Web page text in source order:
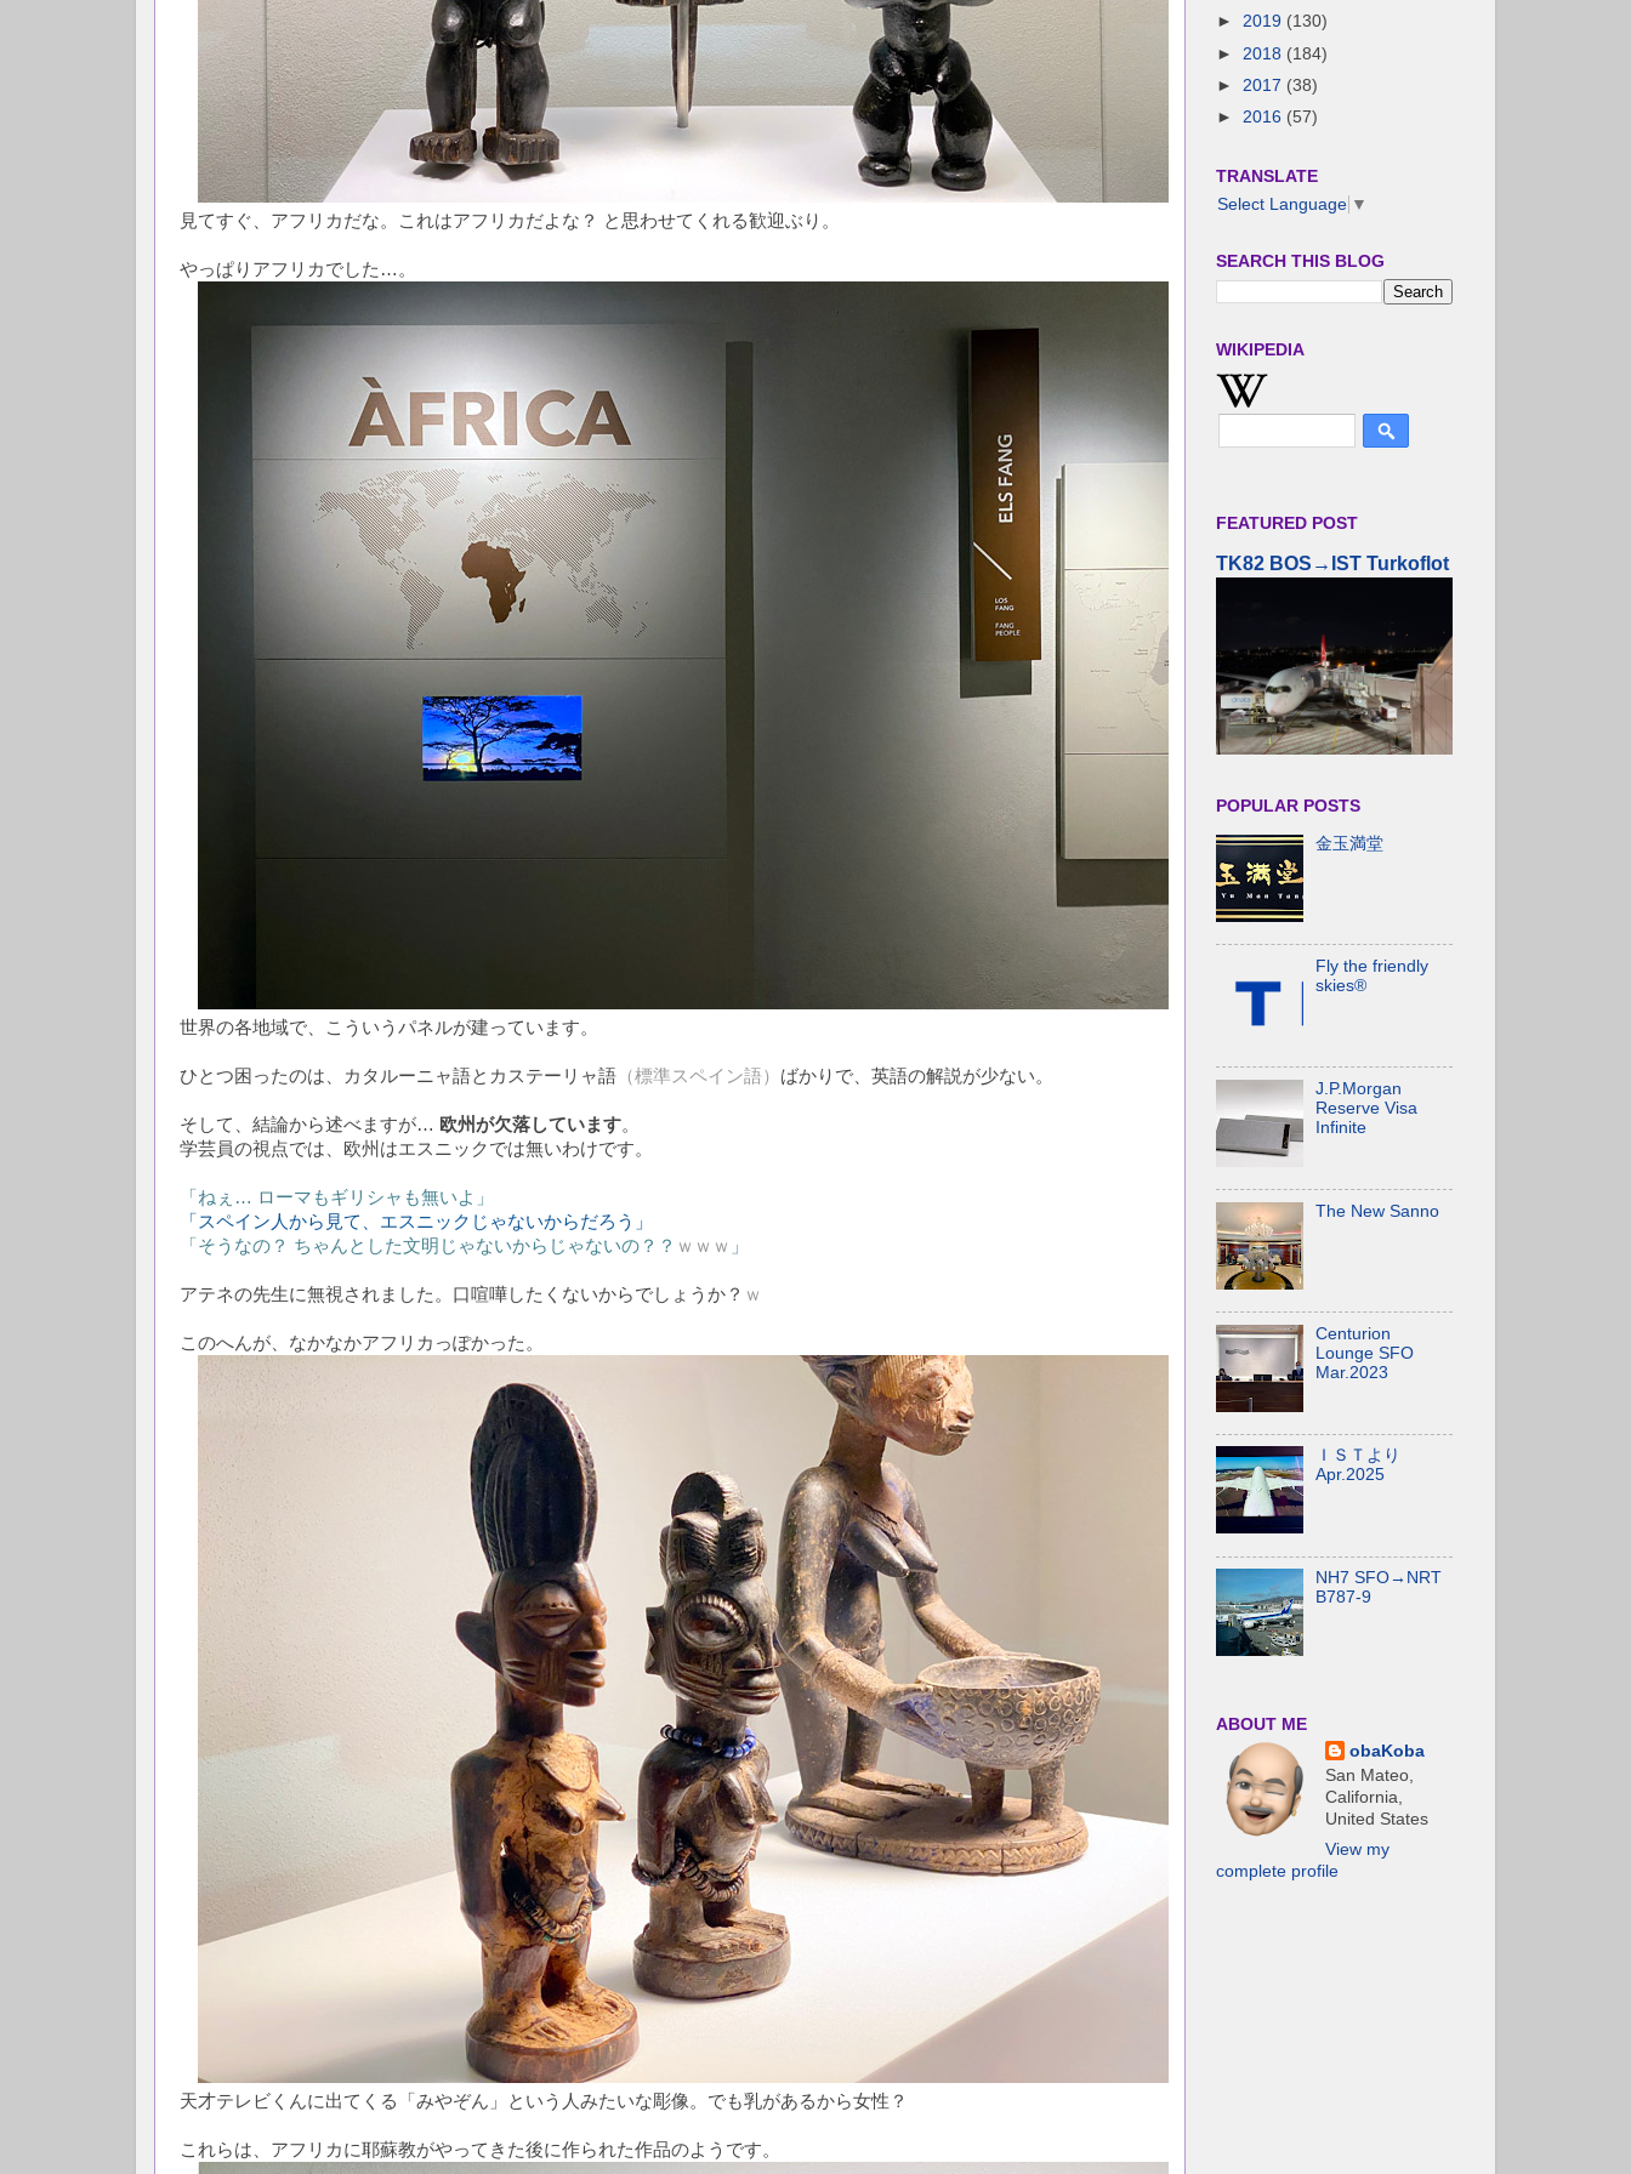
見てすぐ、アフリカだな。これはアフリカだよな？ と思わせてくれる歓迎ぶり。
やっぱりアフリカでした…。
世界の各地域で、こういうパネルが建っています。
ひとつ困ったのは、カタルーニャ語とカステーリャ語 （標準スペイン語） ばかりで、英語の解説が少ない。
そして、結論から述べますが… 欧州が欠落しています。
学芸員の視点では、欧州はエスニックでは無いわけです。
「ねぇ… ローマもギリシャも無いよ」
「スペイン人から見て、エスニックじゃないからだろう」
「そうなの？ ちゃんとした文明じゃないからじゃないの？？ ｗｗｗ 」
アテネの先生に無視されました。口喧嘩したくないからでしょうか？ ｗ
このへんが、なかなかアフリカっぽかった。
天才テレビくんに出てくる「みやぞん」という人みたいな彫像。でも乳があるから女性？
これらは、アフリカに耶蘇教がやってきた後に作られた作品のようです。
► 2019 (130)
► 2018 (184)
► 2017 (38)
► 2016 (57)
TRANSLATE
Select Language ▼
SEARCH THIS BLOG
WIKIPEDIA
FEATURED POST
TK82 BOS→IST Turkoflot
POPULAR POSTS
金玉満堂
Fly the friendly
skies®
J.P.Morgan
Reserve Visa
Infinite
The New Sanno
Centurion
Lounge SFO
Mar.2023
ＩＳＴより
Apr.2025
NH7 SFO→NRT
B787-9
ABOUT ME
obaKoba
San Mateo,
California,
United States
View my
complete profile